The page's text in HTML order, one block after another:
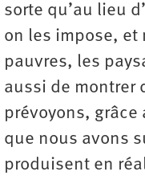
sorte qu’au lieu
on les impose, et
pauvres, les
aussi de montrer
prévoyons, grâce
que nous avons
produisent en